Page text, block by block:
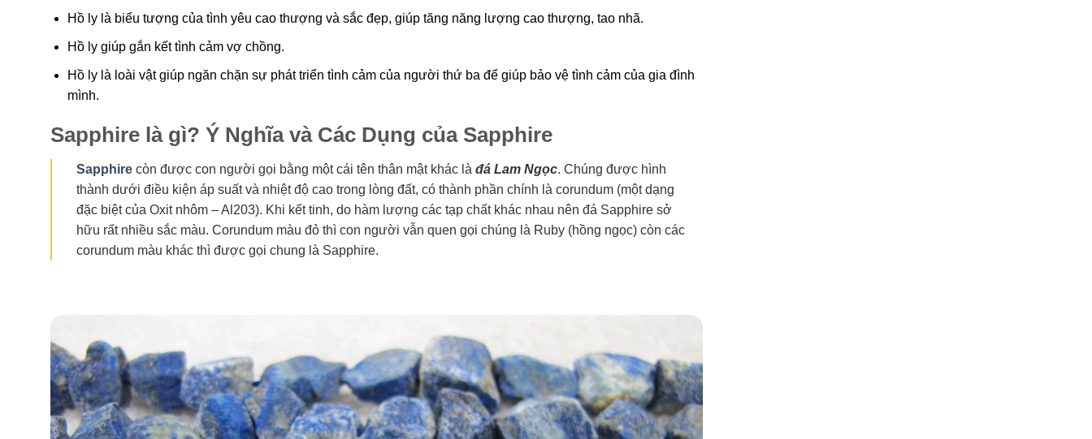
Hồ ly là biểu tượng của tình yêu cao thượng và sắc đẹp, giúp tăng năng lượng cao thượng, tao nhã.
Hồ ly giúp gắn kết tình cảm vợ chồng.
Hồ ly là loài vật giúp ngăn chặn sự phát triển tình cảm của người thứ ba để giúp bảo vệ tình cảm của gia đình
mình.
Sapphire là gì? Ý Nghĩa và Các Dụng của Sapphire
Sapphire còn được con người gọi bằng một cái tên thân mật khác là đá Lam Ngọc. Chúng được hình
thành dưới điều kiện áp suất và nhiệt độ cao trong lòng đất, có thành phần chính là corundum (một dạng
đặc biệt của Oxit nhôm – Al203). Khi kết tinh, do hàm lượng các tạp chất khác nhau nên đá Sapphire sở
hữu rất nhiều sắc màu. Corundum màu đỏ thì con người vẫn quen gọi chúng là Ruby (hồng ngọc) còn các
corundum màu khác thì được gọi chung là Sapphire.